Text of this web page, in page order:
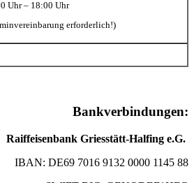
Uhr – 18:00 Uhr
erforderlich!)
Bankverbindungen:
Raiffeisenbank Griesstätt-Halfing e.G.
IBAN: DE69 7016 9132 0000 1145 88